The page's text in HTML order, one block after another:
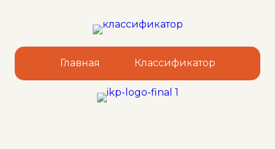
Главная Классификатор